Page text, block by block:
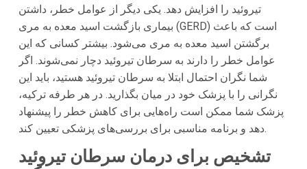
تیروئید را افزایش دهد. یکی دیگر از عوامل خطر، داشتن
بیماری بازگشت اسید معده به مری (GERD) است که باعث
برگشتن اسید معده به مری می‌شود. بیشتر کسانی که این
عوامل خطر را دارند به سرطان تیروئید دچار نمی‌شوند. اگر
شما نگران احتمال ابتلا به سرطان تیروئید هستید، باید این
نگرانی را با پزشک خود در میان بگذارید. در هر طرفه ترکیه،
پزشک شما ممکن است راه‌هایی برای کاهش خطر را پیشنهاد
دهد و برنامه مناسبی برای بررسی‌های پزشکی تعیین کند.
تشخیص برای درمان سرطان تیروئید